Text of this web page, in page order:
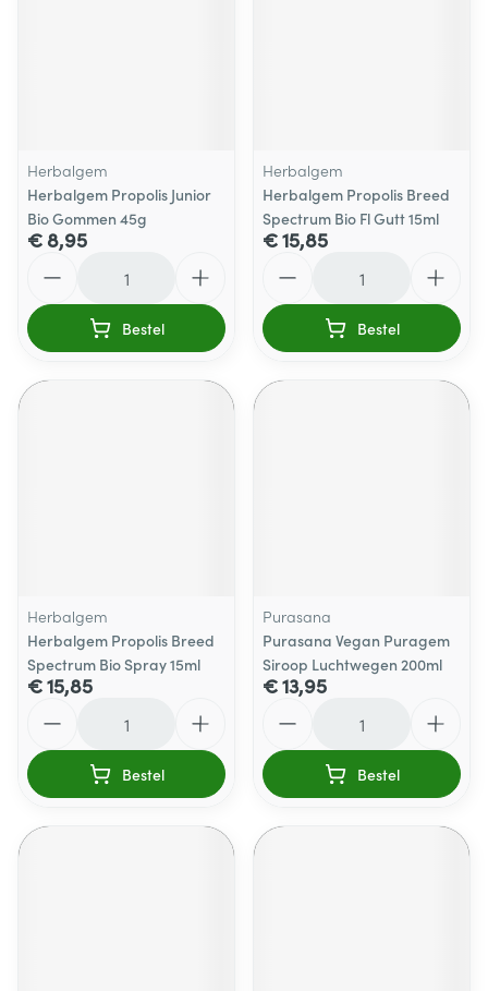
Herbalgem
Herbalgem Propolis Junior
Bio Gommen 45g
€ 8,95
Bestel
Herbalgem
Herbalgem Propolis Breed
Spectrum Bio Fl Gutt 15ml
€ 15,85
Bestel
Herbalgem
Herbalgem Propolis Breed
Spectrum Bio Spray 15ml
€ 15,85
Bestel
Purasana
Purasana Vegan Puragem
Siroop Luchtwegen 200ml
€ 13,95
Bestel